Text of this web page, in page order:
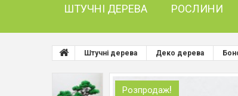
ШТУЧНІ ДЕРЕВА РОСЛИНИ
Штучні дерева Деко дерева
Розпродаж!